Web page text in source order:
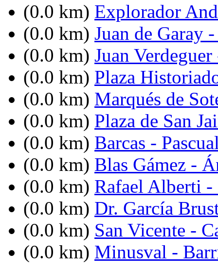
(0.0 km) Explorador
(0.0 km) Juan de Garay
(0.0 km) Juan
(0.0 km) Plaza
(0.0 km) Marqués de
(0.0 km) Plaza de San
(0.0 km) Barcas -
(0.0 km) Blas Gámez -
(0.0 km) Rafael Alberti -
(0.0 km) Dr. García
(0.0 km) San Vicente -
(0.0 km) Minusval -